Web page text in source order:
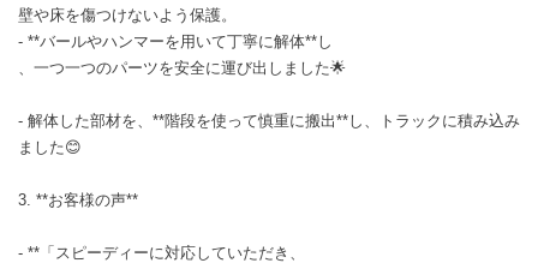
壁や床を傷つけないよう保護。
- **バールやハンマーを用いて丁寧に解体**し
、一つ一つのパーツを安全に運び出しました🌟
- 解体した部材を、**階段を使って慎重に搬出**し、トラックに積み込み
ました😊
3. **お客様の声**
- **「スピーディーに対応していただき、